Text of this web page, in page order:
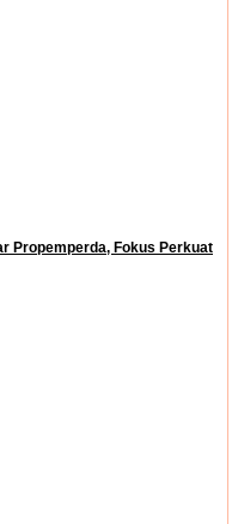
Propemperda, Fokus Perkuat